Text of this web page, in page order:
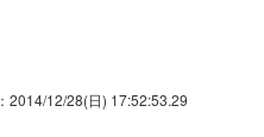
：2014/12/28(日) 17:52:53.29